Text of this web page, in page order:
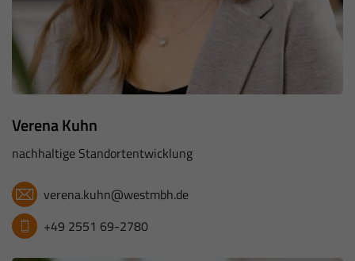
Verena Kuhn
nachhaltige Standortentwicklung
verena.kuhn@westmbh.de
+49 2551 69-2780